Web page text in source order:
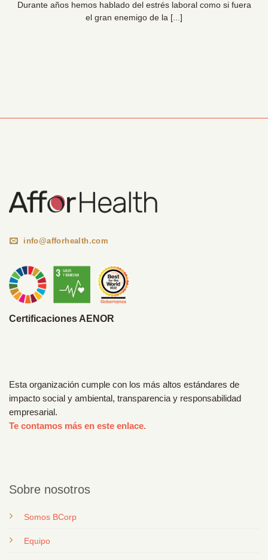
Durante años hemos hablado del estrés laboral como si fuera
el gran enemigo de la [...]
info@afforhealth.com
Certificaciones AENOR
Esta organización cumple con los más altos estándares de
impacto social y ambiental, transparencia y responsabilidad
empresarial.
Te contamos más en este enlace.
Sobre nosotros
Somos BCorp
Equipo